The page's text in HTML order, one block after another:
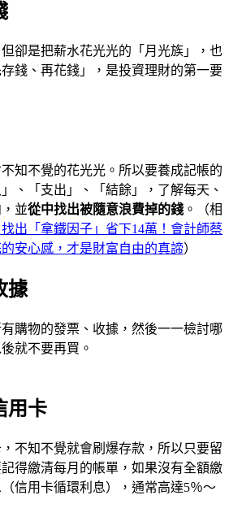
卻是把薪水花光光的「月光族」，也
錢、再花錢」，是投資理財的第一要
知不覺的花光光。所以要養成記帳的
、「支出」、「結餘」，了解每天、
並從中找出被隨意浪費掉的錢 。（相
出「拿鐵因子」省下14萬！會計師蔡
安心感，才是財富自由的真諦）
據
購物的發票、收據，然後一一檢討哪
就不要再買。
用卡
不知不覺就會刷爆存款，所以只要留
得繳清每月的帳單，如果沒有全額繳
信用卡循環利息），通常高達5％～